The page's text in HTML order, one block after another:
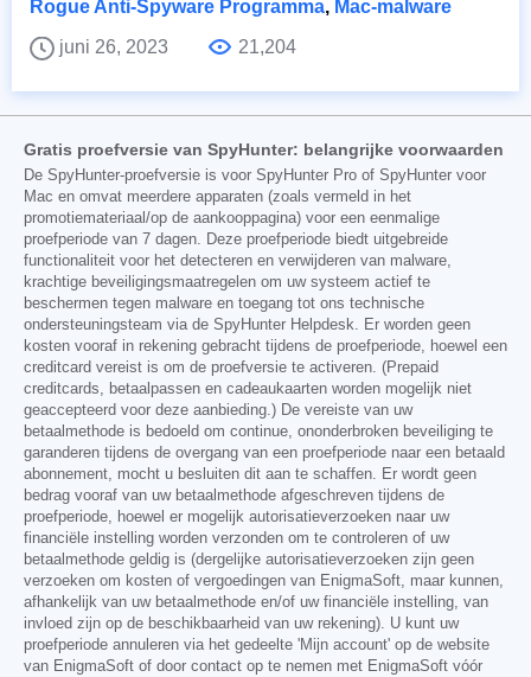
Rogue Anti-Spyware Programma, Mac-malware
juni 26, 2023
21,204
Gratis proefversie van SpyHunter: belangrijke voorwaarden
De SpyHunter-proefversie is voor SpyHunter Pro of SpyHunter voor
Mac en omvat meerdere apparaten (zoals vermeld in het
promotiemateriaal/op de aankooppagina) voor een eenmalige
proefperiode van 7 dagen. Deze proefperiode biedt uitgebreide
functionaliteit voor het detecteren en verwijderen van malware,
krachtige beveiligingsmaatregelen om uw systeem actief te
beschermen tegen malware en toegang tot ons technische
ondersteuningsteam via de SpyHunter Helpdesk. Er worden geen
kosten vooraf in rekening gebracht tijdens de proefperiode, hoewel een
creditcard vereist is om de proefversie te activeren. (Prepaid
creditcards, betaalpassen en cadeaukaarten worden mogelijk niet
geaccepteerd voor deze aanbieding.) De vereiste van uw
betaalmethode is bedoeld om continue, ononderbroken beveiliging te
garanderen tijdens de overgang van een proefperiode naar een betaald
abonnement, mocht u besluiten dit aan te schaffen. Er wordt geen
bedrag vooraf van uw betaalmethode afgeschreven tijdens de
proefperiode, hoewel er mogelijk autorisatieverzoeken naar uw
financiële instelling worden verzonden om te controleren of uw
betaalmethode geldig is (dergelijke autorisatieverzoeken zijn geen
verzoeken om kosten of vergoedingen van EnigmaSoft, maar kunnen,
afhankelijk van uw betaalmethode en/of uw financiële instelling, van
invloed zijn op de beschikbaarheid van uw rekening). U kunt uw
proefperiode annuleren via het gedeelte 'Mijn account' op de website
van EnigmaSoft of door contact op te nemen met EnigmaSoft vóór